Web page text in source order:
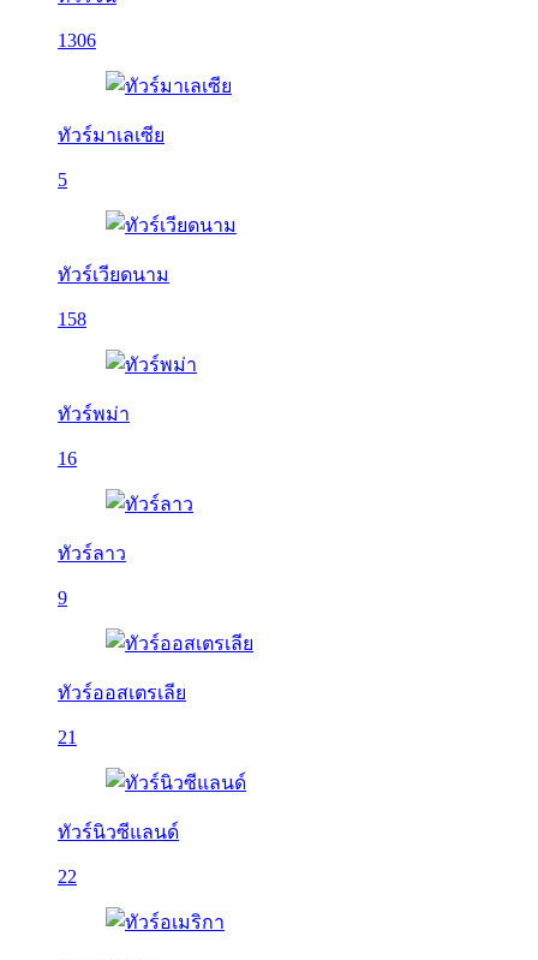
1306
ทัวร์มาเลเซีย
5
ทัวร์เวียดนาม
158
ทัวร์พม่า
16
ทัวร์ลาว
9
ทัวร์ออสเตรเลีย
21
ทัวร์นิวซีแลนด์
22